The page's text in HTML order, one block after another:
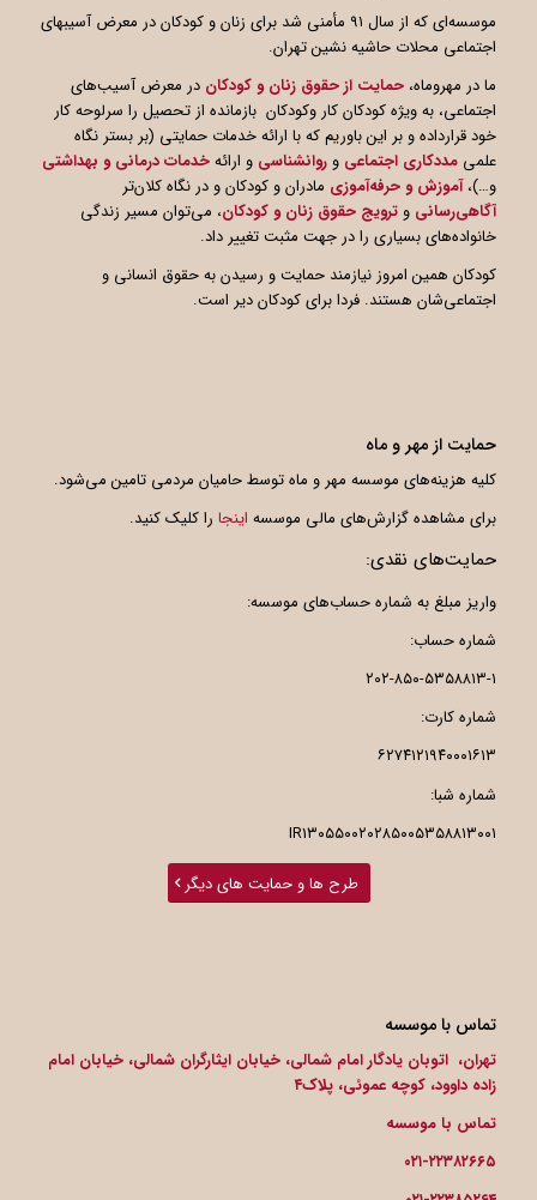
موسسه‌ای که از سال ۹۱ مأمنی شد برای زنان و کودکان در معرض آسیبهای
اجتماعی محلات حاشیه نشین تهران.
ما در مهروماه، حمایت از حقوق زنان و کودکان در معرض آسیب‌های
اجتماعی، به ویژه کودکان کار وکودکان بازمانده از تحصیل را سرلوحه کار
خود قرارداده و بر این باوریم که با ارائه خدمات حمایتی (بر بستر نگاه
علمی مددکاری اجتماعی و روانشناسی و ارائهخدمات درمانی و بهداشتی
و…)،آموزش و حرفه‌آموزی مادران و کودکان و در نگاه کلان‌تر
آگاهیرسانی و ترویج حقوق زنان و کودکان، می‌توان مسیر زندگی
خانواده‌های بسیاری را در جهت مثبت تغییر داد.
کودکان همین امروز نیازمند حمایت و رسیدن به حقوق انسانی و
اجتماعی‌شان هستند. فردا برای کودکان دیر است.
حمایت از مهر و ماه
کلیه هزینه‌های موسسه مهر و ماه توسط حامیان مردمی تامین می‌شود.
برای مشاهده گزارش‌های مالی موسسه اینجارا کلیک کنید.
حمایت‌های نقدی:
واریز مبلغ به شماره حساب‌های موسسه:
شماره حساب:
۲۰۲-۸۵۰-۵۳۵۸۸۱۳-۱
شماره کارت:
۶۲۷۴۱۲۱۹۴۰۰۰۱۶۱۳
شماره شبا:
IR۱۳۰۵۵۰۰۲۰۲۸۵۰۰۵۳۵۸۸۱۳۰۰۱
طرح ها و حمایت های دیگر
تماس با موسسه
تهران، اتوبان یادگار امام شمالی، خیابان ایثارگران شمالی، خیابان امام
زاده داوود، کوچه عموئی، پلاک۴
تماس با موسسه
۰۲۱-۲۲۳۸۲۶۶۵